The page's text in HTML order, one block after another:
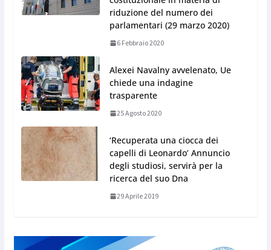
riduzione del numero dei
parlamentari (29 marzo 2020)
6 Febbraio 2020
Alexei Navalny avvelenato, Ue
chiede una indagine
trasparente
25 Agosto 2020
‘Recuperata una ciocca dei
capelli di Leonardo’ Annuncio
degli studiosi, servirà per la
ricerca del suo Dna
29 Aprile 2019